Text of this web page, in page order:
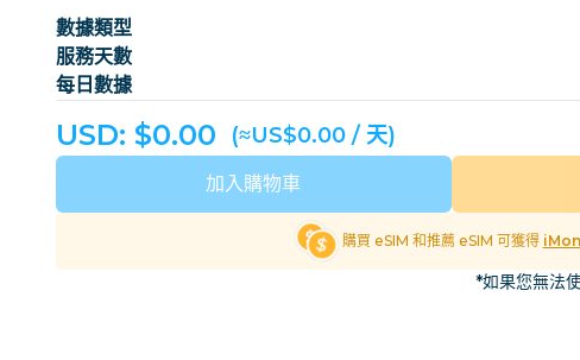
柬埔寨
哥斯大黎加 象牙海岸
多米尼克
愛沙尼亞
探索所有目的地
數據類型
服務天數
每日數據
USD: $0.00 (≈US$0.00 / 天)
加入購物車
購買 eSIM 和推薦 eSIM 可獲得
*如果您無法